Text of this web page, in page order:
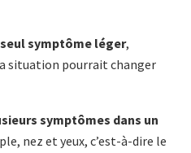
symptôme léger,
situation pourrait changer
symptômes dans un
nez et yeux, c’est-à-dire le